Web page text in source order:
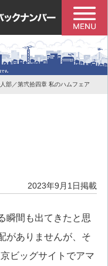
部／第弐拾四章 私のハムフェア
2023年9月1日掲載
瞬間も出てきたと思
がありませんが、そ
ビッグサイトでアマ